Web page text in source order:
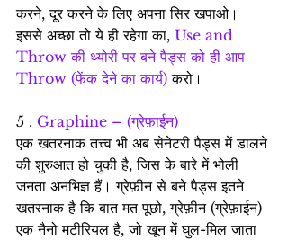
करने, दूर करने के लिए अपना सिर खपाओ।
इससे अच्छा तो ये ही रहेगा का, Use and
Throw की थ्योरी पर बने पैड्स को ही आप
Throw (फेंक देने का कार्य) करो।
5 . Graphine – (ग्रेफ़ाईन)
एक खतरनाक तत्त्व भी अब सेनेटरी पैड्स में डालने
की शुरुआत हो चुकी है, जिस के बारे में भोली
जनता अनभिज्ञ हैं। ग्रेफ़ीन से बने पैड्स इतने
खतरनाक है कि बात मत पूछो, ग्रेफ़ीन (ग्रेफ़ाईन)
एक नैनो मटीरियल है, जो खून में घुल-मिल जाता